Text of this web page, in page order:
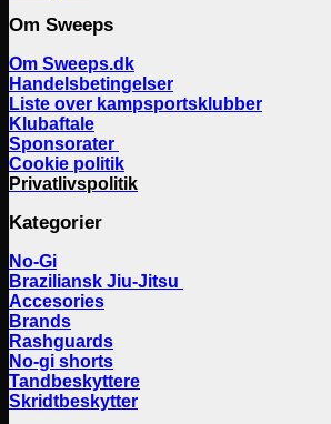
Om Sweeps
Om Sweeps.dk
Handelsbetingelser
Liste over kampsportsklubber
Klubaftale
Sponsorater
Cookie politik
Privatlivspolitik
Kategorier
No-Gi
Braziliansk Jiu-Jitsu
Accesories
Brands
Rashguards
No-gi shorts
Tandbeskyttere
Skridtbeskytter